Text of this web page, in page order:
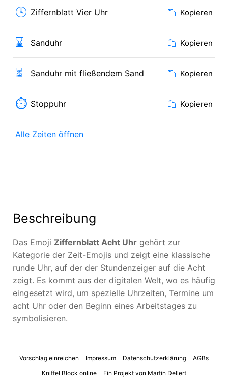
🕓 Ziffernblatt Vier Uhr Kopieren
⌛ Sanduhr Kopieren
⏳ Sanduhr mit fließendem Sand Kopieren
⏱ Stoppuhr Kopieren
Alle Zeiten öffnen
Beschreibung
Das Emoji Ziffernblatt Acht Uhr gehört zur
Kategorie der Zeit-Emojis und zeigt eine klassische
runde Uhr, auf der der Stundenzeiger auf die Acht
zeigt. Es kommt aus der digitalen Welt, wo es häufig
eingesetzt wird, um spezielle Uhrzeiten, Termine um
acht Uhr oder den Beginn eines Arbeitstages zu
symbolisieren.
Vorschlag einreichen Impressum Datenschutzerklärung
AGBs
Kniffel Block online
Ein Projekt von Martin Dellert